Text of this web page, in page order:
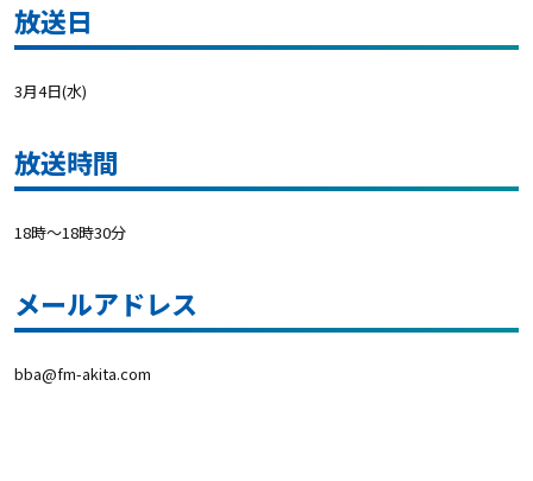
放送日
3月4日(水)
放送時間
18時～18時30分
メールアドレス
bba@fm-akita.com